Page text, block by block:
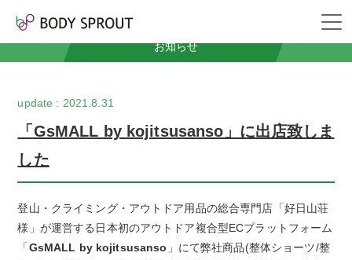
お知らせ
2021.8.31
「GsMALL by kojitsusanso」に出店致しま
した
登山・クライミング・アウトドア用品の総合専門店「好日山荘
様」が運営する日本初のアウトドア複合型ECプラットフォーム
「GsMALL by kojitsusanso 」にて弊社商品(整体ショーツ/整